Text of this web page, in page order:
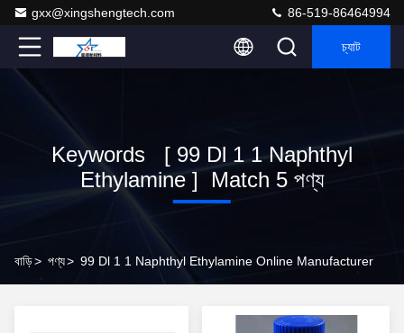
gxx@xingshengtech.com 86-519-86464994
চ্যাট
Keywords [ 99 Dl 1 1 Naphthyl
Ethylamine ] Match 5 পণ্য
বাড়ি> পণ্য> 99 Dl 1 1 Naphthyl Ethylamine Online Manufacturer